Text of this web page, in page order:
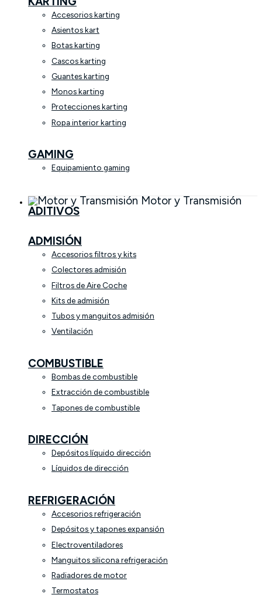
Accesorios karting
Asientos kart
Botas karting
Cascos karting
Guantes karting
Monos karting
Protecciones karting
Ropa interior karting
GAMING
Equipamiento gaming
Motor y Transmisión
ADITIVOS
ADMISIÓN
Accesorios filtros y kits
Colectores admisión
Filtros de Aire Coche
Kits de admisión
Tubos y manguitos admisión
Ventilación
COMBUSTIBLE
Bombas de combustible
Extracción de combustible
Tapones de combustible
DIRECCIÓN
Depósitos líquido dirección
Líquidos de dirección
REFRIGERACIÓN
Accesorios refrigeración
Depósitos y tapones expansión
Electroventiladores
Manguitos silicona refrigeración
Radiadores de motor
Termostatos